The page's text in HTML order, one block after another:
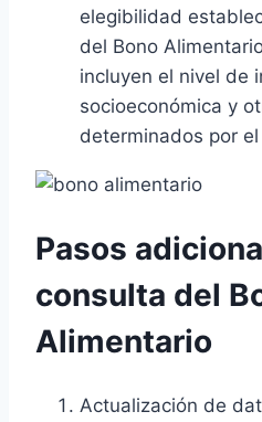
elegibilidad
del Bono
incluyen el nivel de
socioeconómica y
determinados por
Pasos
consulta del
Alimentario
Actualización de